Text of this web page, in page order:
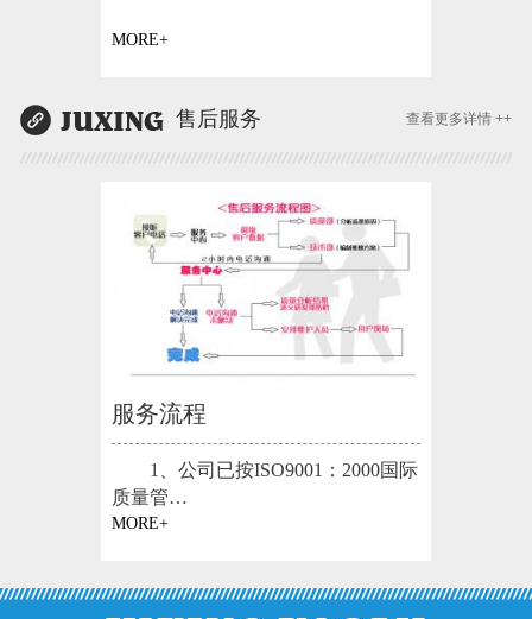
MORE+
售后服务 查看更多详情 ++
服务流程
1、公司已按ISO9001：2000国际
质量管…
MORE+